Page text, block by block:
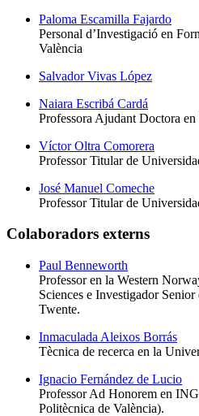
Paloma Escamilla Fajardo
Personal d’Investigació en
València
Salvador Vivas López
Naiara Escribá Cardá
Professora Ajudant Doctora
Víctor Oltra Comorera
Professor Titular de
José Manuel Comeche
Professor Titular de
Colaboradors externs
Paul Benneworth
Professor en la Western
Sciences e Investigador
Twente.
Inmaculada Aleixos Borrás
Tècnica de recerca en la
Ignacio Fernández de Lucio
Professor Ad Honorem en
Politècnica de València).